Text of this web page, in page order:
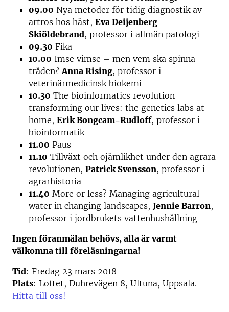
09.00 Nya metoder för tidig diagnostik av
artros hos häst, Eva Deijenberg
Skiöldebrand, professor i allmän patologi
09.30 Fika
10.00 Imse vimse – men vem ska spinna
tråden? Anna Rising, professor i
veterinärmedicinsk biokemi
10.30 The bioinformatics revolution
transforming our lives: the genetics labs at
home, Erik Bongcam-Rudloff, professor i
bioinformatik
11.00 Paus
11.10 Tillväxt och ojämlikhet under den agrara
revolutionen, Patrick Svensson, professor i
agrarhistoria
11.40 More or less? Managing agricultural
water in changing landscapes, Jennie Barron,
professor i jordbrukets vattenhushållning
Ingen föranmälan behövs, alla är varmt
välkomna till föreläsningarna!
Tid: Fredag 23 mars 2018
Plats: Loftet, Duhrevägen 8, Ultuna, Uppsala.
Hitta till oss!